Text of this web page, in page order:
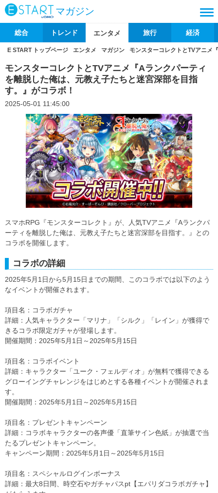
マガジン
総合 トレンド エンタメ 旅行 経済
E START トップページ エンタメ マガジン モンスターコレクトとTVアニメ
モンスターコレクトとTVアニメ『Aランクパーティ
を離脱した俺は、元教え子たちと迷宮深部を目指
す。』がコラボ！
2025-05-01 11:45:00
スマホRPG『モンスターコレクト』が、人気TVアニメ『Aランクパ
ーティを離脱した俺は、元教え子たちと迷宮深部を目指す。』との
コラボを開催します。
コラボの詳細
2025年5月1日から5月15日までの期間、このコラボでは以下のよう
なイベントが開催されます。
項目名：コラボガチャ
詳細：人気キャラクター「マリナ」「シルク」「レイン」が獲得で
きるコラボ限定ガチャが登場します。
開催期間：2025年5月1日～2025年5月15日
項目名：コラボイベント
詳細：キャラクター「ユーク・フェルディオ」が無料で獲得できる
グローイングチャレンジをはじめとする各種イベントが開催されま
す。
開催期間：2025年5月1日～2025年5月15日
項目名：プレゼントキャンペーン
詳細：コラボキャラクターの各声優「直筆サイン色紙」が抽選で当
たるプレゼントキャンペーン。
キャンペーン期間：2025年5月1日～2025年5月15日
項目名：スペシャルログインボーナス
詳細：最大8日間、時空石やガチャパスpt【エパリダコラボガチャ】